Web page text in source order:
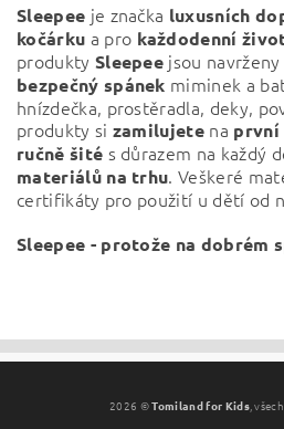
Sleepee je značka luxusních
kočárku a pro každodenní
produkty Sleepee jsou
bezpečný spánek miminek a
hnízdečka, prostěradla, deky,
produkty si zamilujete na první
ručně šité s důrazem na každý
materiálů na trhu. Veškeré
certifikáty pro použití u dětí od
Sleepee - protože na dobrém
2026 ©Tomiland for Kids,